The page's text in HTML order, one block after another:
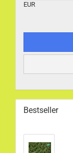
EUR
Bestseller